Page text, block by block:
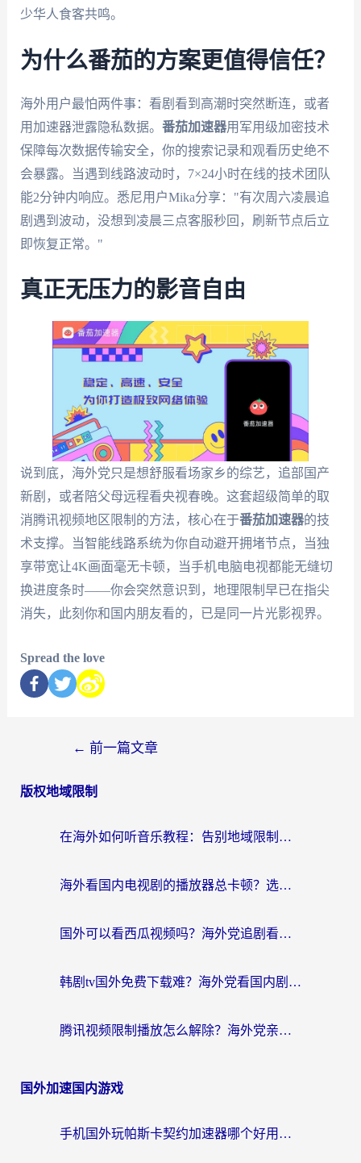
少华人食客共鸣。
为什么番茄的方案更值得信任？
海外用户最怕两件事：看剧看到高潮时突然断连，或者
用加速器泄露隐私数据。 番茄加速器用军用级加密技术
保障每次数据传输安全，你的搜索记录和观看历史绝不
会暴露。当遇到线路波动时，7×24小时在线的技术团队
能2分钟内响应。悉尼用户Mika分享："有次周六凌晨追
剧遇到波动，没想到凌晨三点客服秒回，刷新节点后立
即恢复正常。"
真正无压力的影音自由
说到底，海外党只是想舒服看场家乡的综艺，追部国产
新剧，或者陪父母远程看央视春晚。这套超级简单的取
消腾讯视频地区限制的方法，核心在于番茄加速器的技
术支撑。当智能线路系统为你自动避开拥堵节点，当独
享带宽让4K画面毫无卡顿，当手机电脑电视都能无缝切
换进度条时——你会突然意识到，地理限制早已在指尖
消失，此刻你和国内朋友看的，已是同一片光影视界。
Spread the love
← 前一篇文章
版权地域限制
在海外如何听音乐教程：告别地域限制，随时听见国内的声音
海外看国内电视剧的播放器总卡顿？选对回国加速器才是关键
国外可以看西瓜视频吗？海外党追剧看片的终极解决方案
韩剧tv国外免费下载难？海外党看国内剧的加速器选择指南（附实用技巧）
腾讯视频限制播放怎么解除？海外党亲测有效的回国加速指南
国外加速国内游戏
手机国外玩帕斯卡契约加速器哪个好用？海外党国服游戏之路的救星